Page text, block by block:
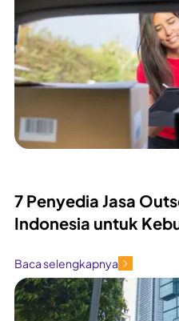
7 Penyedia Jasa
Indonesia untuk
Baca selengkapnya